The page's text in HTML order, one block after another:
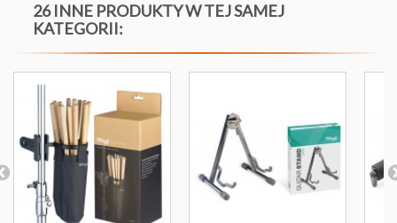
26 INNE PRODUKTY W TEJ SAMEJ
KATEGORII: